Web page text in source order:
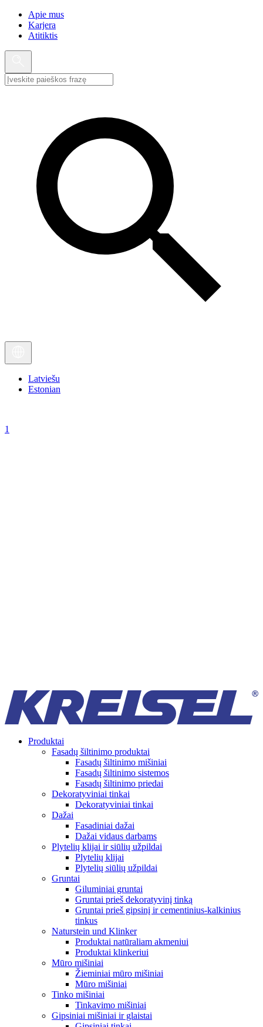
Apie mus
Karjera
Atitiktis
Latviešu
Estonian
1
Produktai
Fasadų šiltinimo produktai
Fasadų šiltinimo mišiniai
Fasadų šiltinimo sistemos
Fasadų šiltinimo priedai
Dekoratyviniai tinkai
Dekoratyviniai tinkai
Dažai
Fasadiniai dažai
Dažai vidaus darbams
Plytelių klijai ir siūlių užpildai
Plytelių klijai
Plytelių siūlių užpildai
Gruntai
Giluminiai gruntai
Gruntai prieš dekoratyvinį tinką
Gruntai prieš gipsinį ir cementinius-kalkinius
tinkus
Naturstein und Klinker
Produktai natūraliam akmeniui
Produktai klinkeriui
Mūro mišiniai
Žieminiai mūro mišiniai
Mūro mišiniai
Tinko mišiniai
Tinkavimo mišiniai
Gipsiniai mišiniai ir glaistai